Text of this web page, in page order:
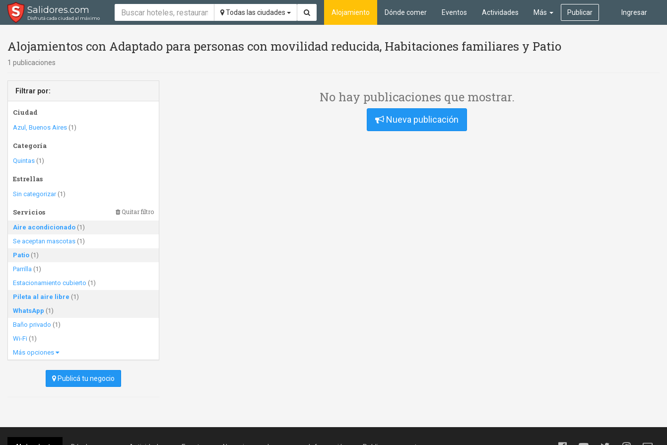
Salidores.com
Disfrutá cada ciudad al máximo
Todas las ciudades Ingresar
Alojamiento Dónde comer Eventos Actividades Más Publicar
Alojamientos con Adaptado para personas con movilidad reducida, Habitaciones familiares y Patio
1 publicaciones
Filtrar por:
Ciudad
Azul, Buenos Aires (1)
Categoría
Quintas (1)
Estrellas
Sin categorizar(1)
Servicios Quitar filtro
Aire acondicionado (1)
Se aceptan mascotas (1)
Patio (1)
Parrilla (1)
Estacionamiento cubierto (1)
Pileta al aire libre (1)
WhatsApp (1)
Baño privado (1)
Wi-Fi (1)
Más opciones
Publicá tu negocio
No hay publicaciones que mostrar.
Nueva publicación